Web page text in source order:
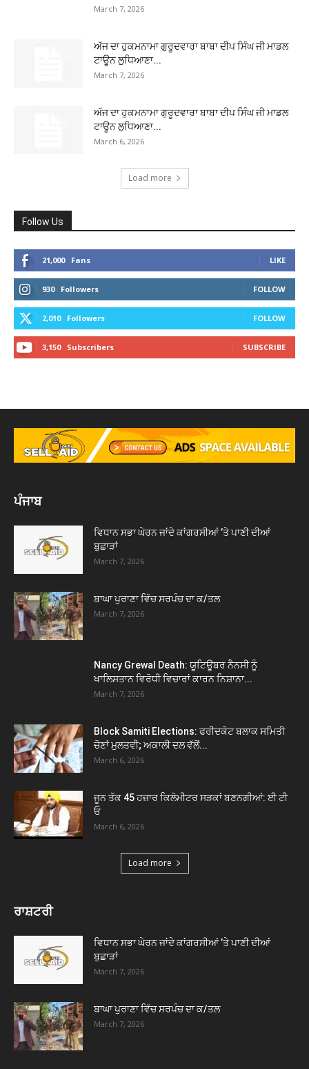
March 7, 2026
ਅੱਜ ਦਾ ਹੁਕਮਨਾਮਾ ਗੁਰੂਦਵਾਰਾ ਬਾਬਾ ਦੀਪ ਸਿੰਘ ਜੀ ਮਾਡਲ
ਟਾਊਨ ਲੁਧਿਆਣਾ...
March 7, 2026
ਅੱਜ ਦਾ ਹੁਕਮਨਾਮਾ ਗੁਰੂਦਵਾਰਾ ਬਾਬਾ ਦੀਪ ਸਿੰਘ ਜੀ ਮਾਡਲ
ਟਾਊਨ ਲੁਧਿਆਣਾ...
March 6, 2026
Load more
Follow Us
21,000 Fans LIKE
930 Followers FOLLOW
2,010 Followers FOLLOW
3,150 Subscribers SUBSCRIBE
ਪੰਜਾਬ
ਵਿਧਾਨ ਸਭਾ ਘੇਰਨ ਜਾਂਦੇ ਕਾਂਗਰਸੀਆਂ ’ਤੇ ਪਾਣੀ ਦੀਆਂ
ਬੁਛਾੜਾਂ
March 7, 2026
ਬਾਘਾ ਪੁਰਾਣਾ ਵਿੱਚ ਸਰਪੰਚ ਦਾ ਕ/ਤਲ
March 7, 2026
Nancy Grewal Death: ਯੂਟਿਊਬਰ ਨੈਨਸੀ ਨੂੰ
ਖਾਲਿਸਤਾਨ ਵਿਰੋਧੀ ਵਿਚਾਰਾਂ ਕਾਰਨ ਨਿਸ਼ਾਨਾ...
March 7, 2026
Block Samiti Elections: ਫਰੀਦਕੋਟ ਬਲਾਕ ਸਮਿਤੀ
ਚੋਣਾਂ ਮੁਲਤਵੀ; ਅਕਾਲੀ ਦਲ ਵੱਲੋਂ...
March 6, 2026
ਜੂਨ ਤੱਕ 45 ਹਜ਼ਾਰ ਕਿਲੋਮੀਟਰ ਸੜਕਾਂ ਬਣਨਗੀਆਂ: ਈ ਟੀ
ਓ
March 6, 2026
Load more
ਰਾਸ਼ਟਰੀ
ਵਿਧਾਨ ਸਭਾ ਘੇਰਨ ਜਾਂਦੇ ਕਾਂਗਰਸੀਆਂ ’ਤੇ ਪਾਣੀ ਦੀਆਂ
ਬੁਛਾੜਾਂ
March 7, 2026
ਬਾਘਾ ਪੁਰਾਣਾ ਵਿੱਚ ਸਰਪੰਚ ਦਾ ਕ/ਤਲ
March 7, 2026